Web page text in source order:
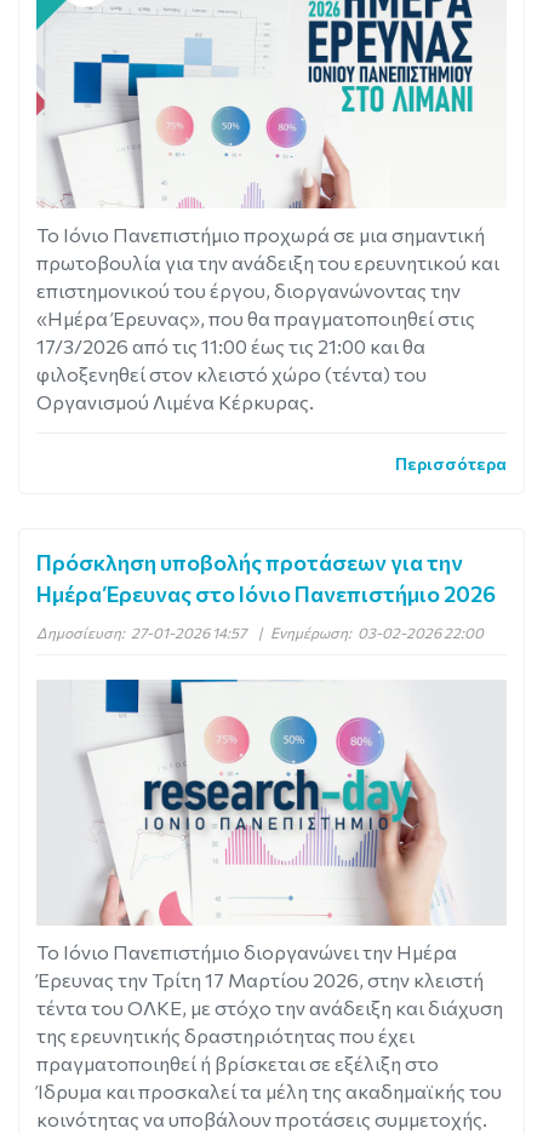
Το Ιόνιο Πανεπιστήμιο προχωρά σε μια σημαντική
πρωτοβουλία για την ανάδειξη του ερευνητικού και
επιστημονικού του έργου, διοργανώνοντας την
«Ημέρα Έρευνας», που θα πραγματοποιηθεί στις
17/3/2026 από τις 11:00 έως τις 21:00 και θα
φιλοξενηθεί στον κλειστό χώρο (τέντα) του
Οργανισμού Λιμένα Κέρκυρας.
Περισσότερα
Πρόσκληση υποβολής προτάσεων για την
Ημέρα Έρευνας στο Ιόνιο Πανεπιστήμιο 2026
Δημοσίευση: 27-01-2026 14:57 | Ενημέρωση: 03-02-2026 22:00
Το Ιόνιο Πανεπιστήμιο διοργανώνει την Ημέρα
Έρευνας την Τρίτη 17 Μαρτίου 2026, στην κλειστή
τέντα του ΟΛΚΕ, με στόχο την ανάδειξη και διάχυση
της ερευνητικής δραστηριότητας που έχει
πραγματοποιηθεί ή βρίσκεται σε εξέλιξη στο
Ίδρυμα και προσκαλεί τα μέλη της ακαδημαϊκής του
κοινότητας να υποβάλουν προτάσεις συμμετοχής.